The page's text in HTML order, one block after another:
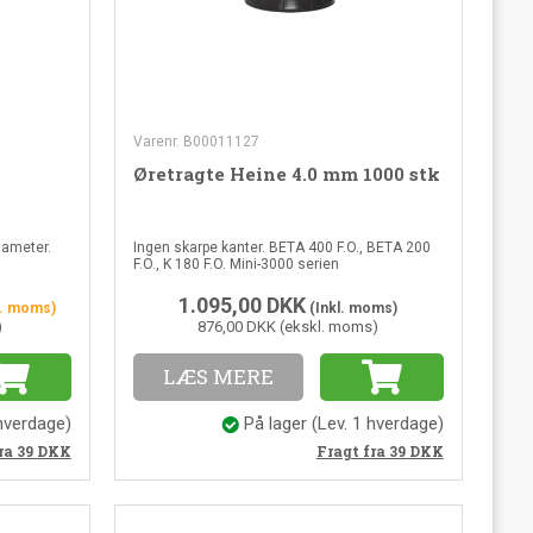
moms)
)
39 DKK
Varenr. B00011127
Øretragte Heine 4.0 mm 1000 stk
Ingen skarpe kanter. BETA 400 F.O., BETA 200
F.O., K 180 F.O. Mini-3000 serien
1.095,00 DKK (Inkl. moms)
876,00 DKK (ekskl. moms)
LÆS MERE
På lager (Lev. 1 hverdage)
Fragt fra 39 DKK